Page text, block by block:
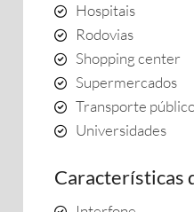
Hospitais
Rodovias
Shopping center
Supermercados
Transporte
Universidades
Características